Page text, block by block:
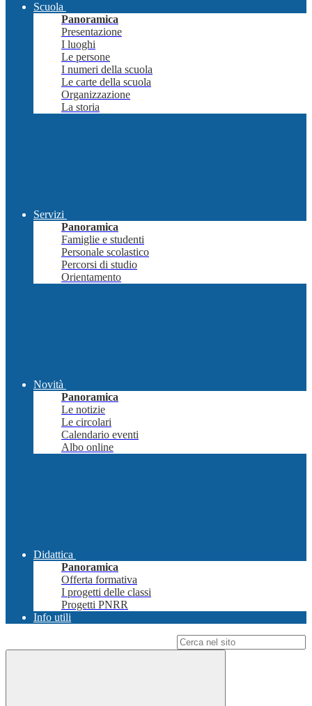
Scuola
Panoramica
Presentazione
I luoghi
Le persone
I numeri della scuola
Le carte della scuola
Organizzazione
La storia
Servizi
Panoramica
Famiglie e studenti
Personale scolastico
Percorsi di studio
Orientamento
Novità
Panoramica
Le notizie
Le circolari
Calendario eventi
Albo online
Didattica
Panoramica
Offerta formativa
I progetti delle classi
Progetti PNRR
Info utili